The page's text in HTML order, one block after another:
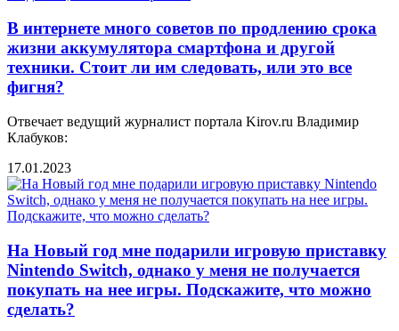
В интернете много советов по продлению срока
жизни аккумулятора смартфона и другой
техники. Стоит ли им следовать, или это все
фигня?
Отвечает ведущий журналист портала Kirov.ru Владимир
Клабуков:
17.01.2023
На Новый год мне подарили игровую приставку
Nintendo Switch, однако у меня не получается
покупать на нее игры. Подскажите, что можно
сделать?